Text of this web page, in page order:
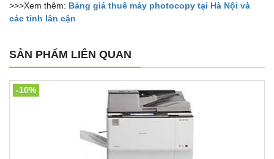
>>>Xem thêm: Bảng giá thuê máy photocopy tại Hà Nội và
các tỉnh lân cận
SẢN PHẨM LIÊN QUAN
-10%